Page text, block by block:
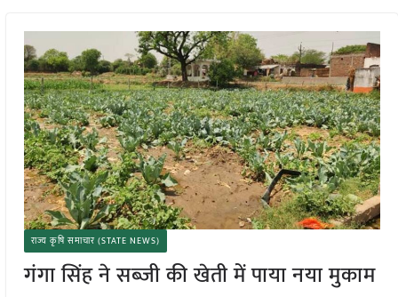
राज्य कृषि समाचार (STATE NEWS)
गंगा सिंह ने सब्जी की खेती में पाया नया मुकाम